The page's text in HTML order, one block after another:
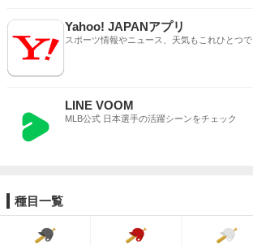
Yahoo! JAPANアプリ
スポーツ情報やニュース、天気もこれひとつで
LINE VOOM
MLB公式 日本選手の活躍シーンをチェック
種目一覧